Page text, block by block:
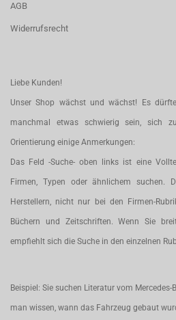
AGB
Widerrufsrecht
Liebe Kunden!
Unser Shop wächst und wächst! Es
manchmal etwas schwierig sein, sich
Orientierung einige Anmerkungen:
Das Feld -Suche- oben links ist eine
Firmen, Typen oder ähnlichem suchen.
Herstellern, nicht nur bei den Firmen-
Büchern und Zeitschriften. Wenn Sie
empfiehlt sich die Suche in den einzelnen
Beispiel: Sie suchen Literatur vom
man wissen, wann das Fahrzeug gebaut